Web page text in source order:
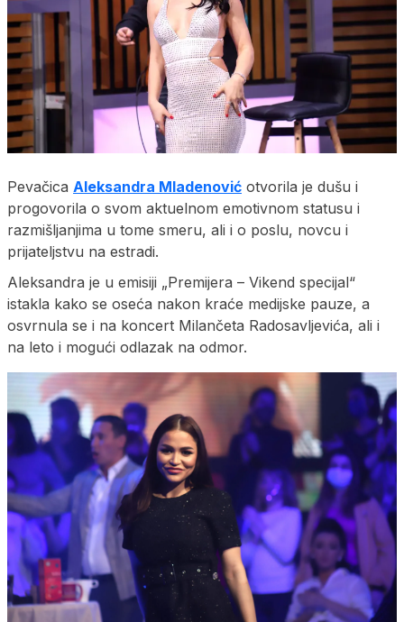
Pevačica Aleksandra Mladenović otvorila je dušu i
progovorila o svom aktuelnom emotivnom statusu i
razmišljanjima u tome smeru, ali i o poslu, novcu i
prijateljstvu na estradi.
Aleksandra je u emisiji „Premijera – Vikend specijal“
istakla kako se oseća nakon kraće medijske pauze, a
osvrnula se i na koncert Milančeta Radosavljevića, ali i
na leto i mogući odlazak na odmor.